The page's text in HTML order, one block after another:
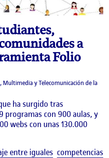
a
Folio
y Telecomunicación de la
ha surgido tras
programas con 900 aulas, y
webs con unas 130.000
entre iguales competencias